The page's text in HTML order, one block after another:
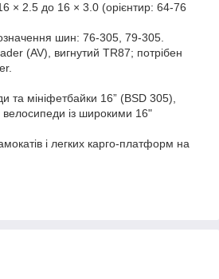
2.5 до 16 × 3.0 (орієнтир: 64-76
шин: 76-305, 79-305.
(AV), вигнутий TR87; потрібен
мініфетбайки 16” (BSD 305),
із широкими 16"
і легких карго-платформ на